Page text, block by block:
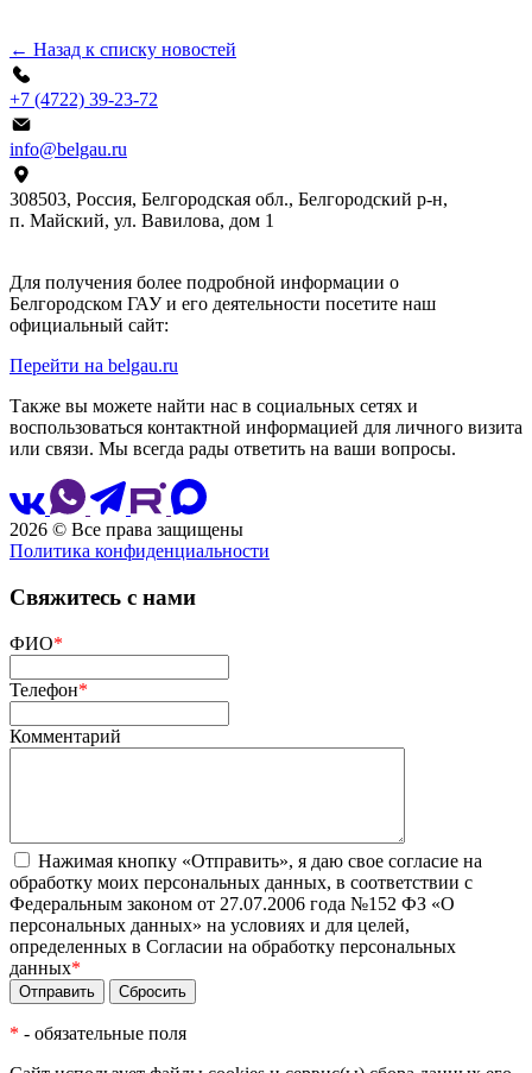
← Назад к списку новостей
+7 (4722) 39-23-72
info@belgau.ru
308503, Россия, Белгородская обл., Белгородский р‑н,
п. Майский, ул. Вавилова, дом 1
Для получения более подробной информации о
Белгородском ГАУ и его деятельности посетите наш
официальный сайт:
Перейти на belgau.ru
Также вы можете найти нас в социальных сетях и
воспользоваться контактной информацией для личного визита
или связи. Мы всегда рады ответить на ваши вопросы.
2026 © Все права защищены
Политика конфиденциальности
Свяжитесь с нами
ФИО*
Телефон*
Комментарий
Нажимая кнопку «Отправить», я даю свое согласие на
обработку моих персональных данных, в соответствии с
Федеральным законом от 27.07.2006 года №152 ФЗ «О
персональных данных» на условиях и для целей,
определенных в Согласии на обработку персональных
данных*
* - обязательные поля